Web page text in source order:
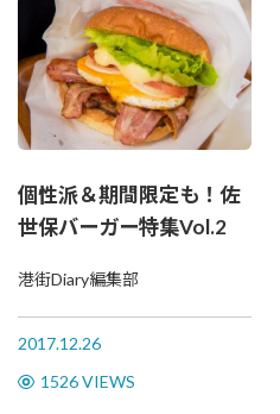
個性派＆期間限定も！佐
世保バーガー特集Vol.2
港街Diary編集部
2017.12.26
1526 VIEWS